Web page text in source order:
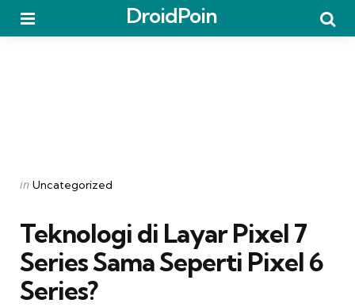
DroidPoin
Categories
Posted
in Uncategorized
Teknologi di Layar Pixel 7
Series Sama Seperti Pixel 6
Series?